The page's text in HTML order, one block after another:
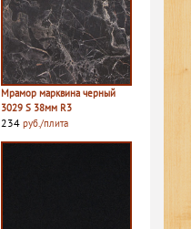
Мрамор марквина черный
3029 S 38мм R3
234 руб./плита